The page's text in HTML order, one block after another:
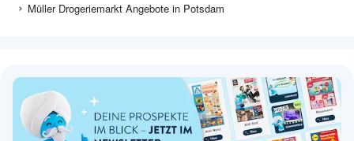
Müller Drogeriemarkt Angebote in Potsdam